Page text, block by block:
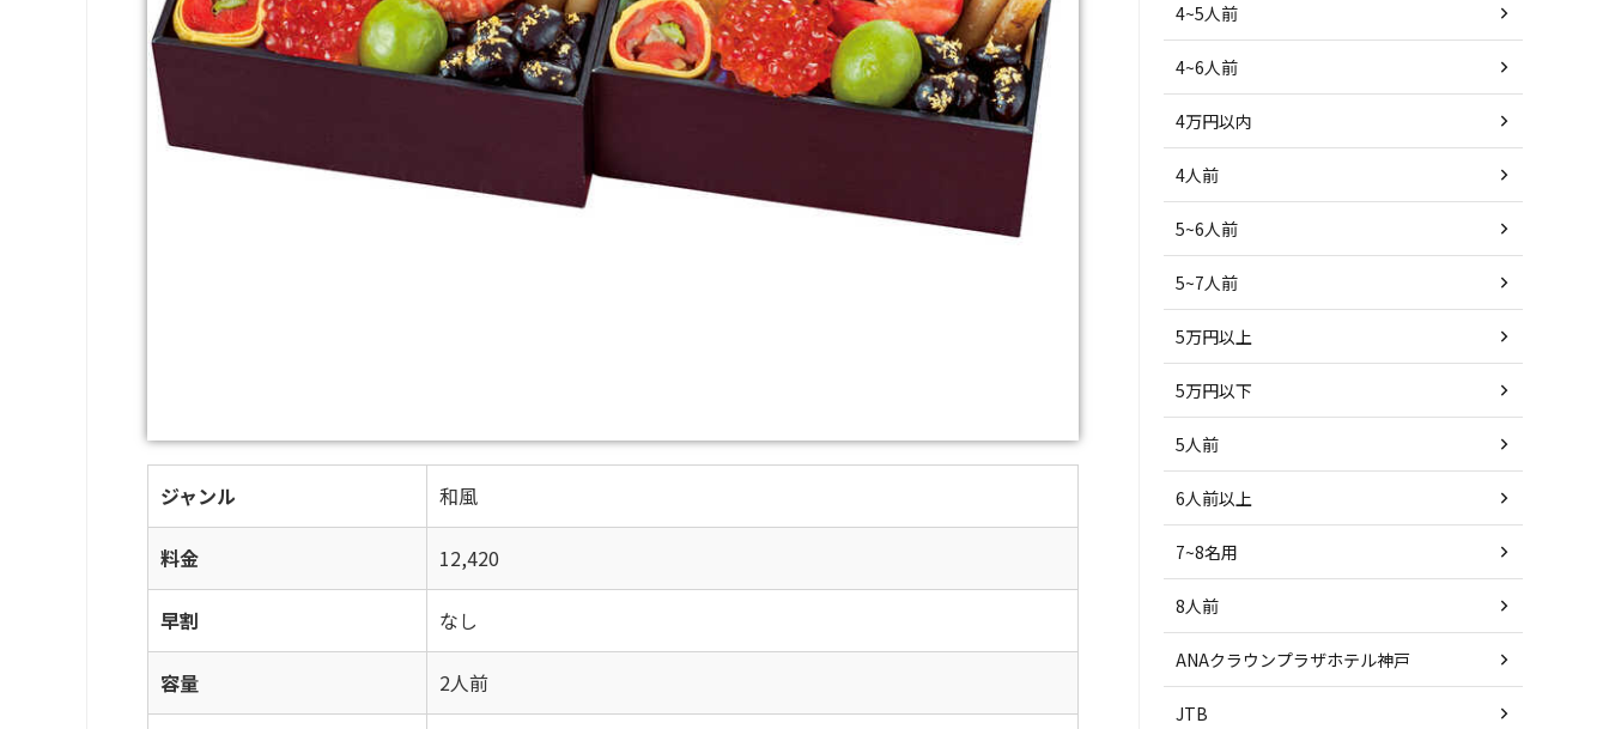
ジャンル 和風
料金 12,420
早割 なし
容量 2人前
4~5人前
4~6人前
4万円以内
4人前
5~6人前
5~7人前
5万円以上
5万円以下
5人前
6人前以上
7~8名用
8人前
ANAクラウンプラザホテル神戸
JTB